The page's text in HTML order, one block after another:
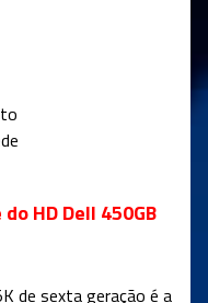
HD Dell 450GB
de sexta geração é a